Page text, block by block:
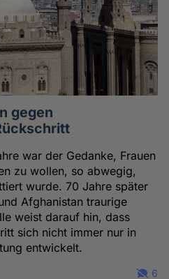
gegen
war der Gedanke, Frauen
zu wollen, so abwegig,
wurde. 70 Jahre später
Afghanistan traurige
weist darauf hin, dass
sich nicht immer nur in
entwickelt.
6